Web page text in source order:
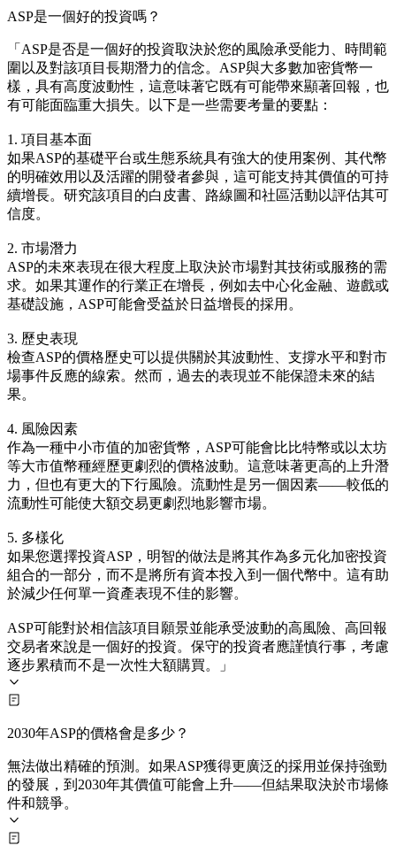
ASP是一個好的投資嗎？
「ASP是否是一個好的投資取決於您的風險承受能力、時間範
圍以及對該項目長期潛力的信念。ASP與大多數加密貨幣一
樣，具有高度波動性，這意味著它既有可能帶來顯著回報，也
有可能面臨重大損失。以下是一些需要考量的要點：
1. 項目基本面
如果ASP的基礎平台或生態系統具有強大的使用案例、其代幣
的明確效用以及活躍的開發者參與，這可能支持其價值的可持
續增長。研究該項目的白皮書、路線圖和社區活動以評估其可
信度。
2. 市場潛力
ASP的未來表現在很大程度上取決於市場對其技術或服務的需
求。如果其運作的行業正在增長，例如去中心化金融、遊戲或
基礎設施，ASP可能會受益於日益增長的採用。
3. 歷史表現
檢查ASP的價格歷史可以提供關於其波動性、支撐水平和對市
場事件反應的線索。然而，過去的表現並不能保證未來的結
果。
4. 風險因素
作為一種中小市值的加密貨幣，ASP可能會比比特幣或以太坊
等大市值幣種經歷更劇烈的價格波動。這意味著更高的上升潛
力，但也有更大的下行風險。流動性是另一個因素——較低的
流動性可能使大額交易更劇烈地影響市場。
5. 多樣化
如果您選擇投資ASP，明智的做法是將其作為多元化加密投資
組合的一部分，而不是將所有資本投入到一個代幣中。這有助
於減少任何單一資產表現不佳的影響。
ASP可能對於相信該項目願景並能承受波動的高風險、高回報
交易者來說是一個好的投資。保守的投資者應謹慎行事，考慮
逐步累積而不是一次性大額購買。」
2030年ASP的價格會是多少？
無法做出精確的預測。如果ASP獲得更廣泛的採用並保持強勁
的發展，到2030年其價值可能會上升——但結果取決於市場條
件和競爭。